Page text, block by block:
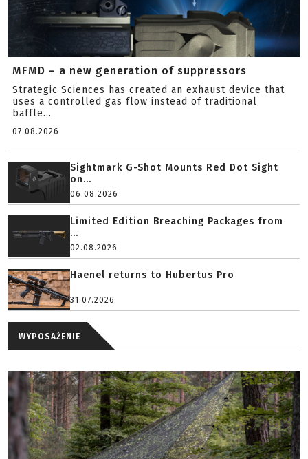
MFMD – a new generation of suppressors
Strategic Sciences has created an exhaust device that
uses a controlled gas flow instead of traditional
baffle...
07.08.2026
Sightmark G-Shot Mounts Red Dot Sight
on...
06.08.2026
Limited Edition Breaching Packages from
...
02.08.2026
Haenel returns to Hubertus Pro
31.07.2026
WYPOSAŻENIE